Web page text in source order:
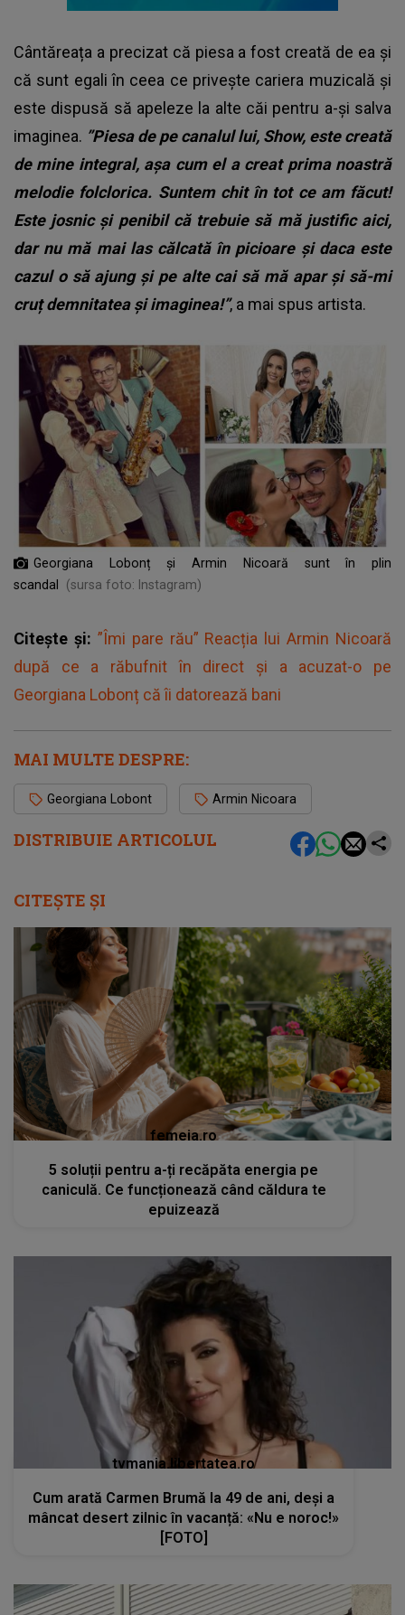
DISTRIBUIE ARTICOLUL
Cântăreața a precizat că piesa a fost creată de ea și
că sunt egali în ceea ce privește cariera muzicală și
este dispusă să apeleze la alte căi pentru a-și salva
imaginea. ”Piesa de pe canalul lui, Show, este creată
de mine integral, așa cum el a creat prima noastră
melodie folclorica. Suntem chit în tot ce am făcut!
Este josnic și penibil că trebuie să mă justific aici,
dar nu mă mai las călcată în picioare și daca este
cazul o să ajung și pe alte cai să mă apar și să-mi
cruț demnitatea și imaginea!”, a mai spus artista.
Georgiana Lobonț și Armin Nicoară sunt în plin
scandal
(sursa foto: Instagram)
Citește și: ”Îmi pare rău” Reacția lui Armin Nicoară
după ce a răbufnit în direct și a acuzat-o pe
Georgiana Lobonț că îi datorează bani
MAI MULTE DESPRE:
Georgiana Lobont Armin Nicoara
CITEȘTE ȘI
femeia.ro
5 soluții pentru a-ți recăpăta energia pe
caniculă. Ce funcționează când căldura te
epuizează
tvmania.libertatea.ro
Cum arată Carmen Brumă la 49 de ani, deși a
mâncat desert zilnic în vacanță: «Nu e noroc!»
[FOTO]